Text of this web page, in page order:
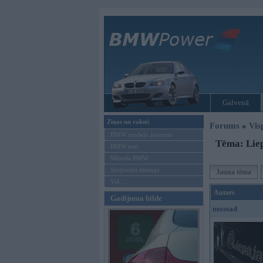
Galvenā
Ziņas un raksti
BMW modeļu jaunumi
BMW testi
Mēneša BMW
Sērijveida tūnings
Vel...
Gadījuma bilde
Forums »
Tēma:
Jauna tēma
Autors
mossad